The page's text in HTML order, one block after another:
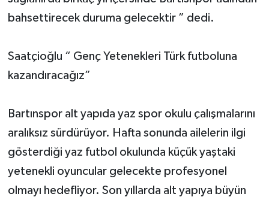
bahsettirecek duruma gelecektir ” dedi.
Saatçioğlu “ Genç Yetenekleri Türk futboluna
kazandıracağız”
Bartınspor alt yapıda yaz spor okulu çalışmalarını
aralıksız sürdürüyor. Hafta sonunda ailelerin ilgi
gösterdiği yaz futbol okulunda küçük yaştaki
yetenekli oyuncular gelecekte profesyonel
olmayı hedefliyor. Son yıllarda alt yapıya büyün